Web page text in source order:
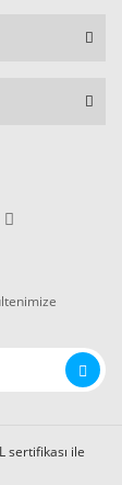
sertifikası ile